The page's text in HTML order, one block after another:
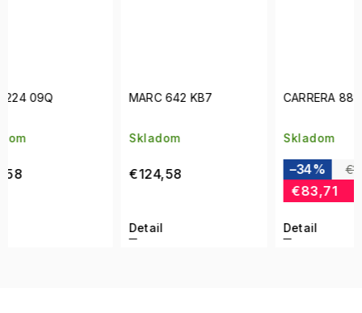
MARC 642 KB7
Skladom
€124,58
CARRERA 8897 086
Skladom
BAY